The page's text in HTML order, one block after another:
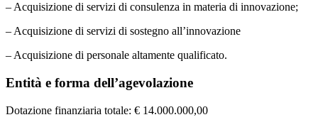
– Acquisizione di servizi di consulenza in materia di innovazione;
– Acquisizione di servizi di sostegno all’innovazione
– Acquisizione di personale altamente qualificato.
Entità e forma dell’agevolazione
Dotazione finanziaria totale: € 14.000.000,00